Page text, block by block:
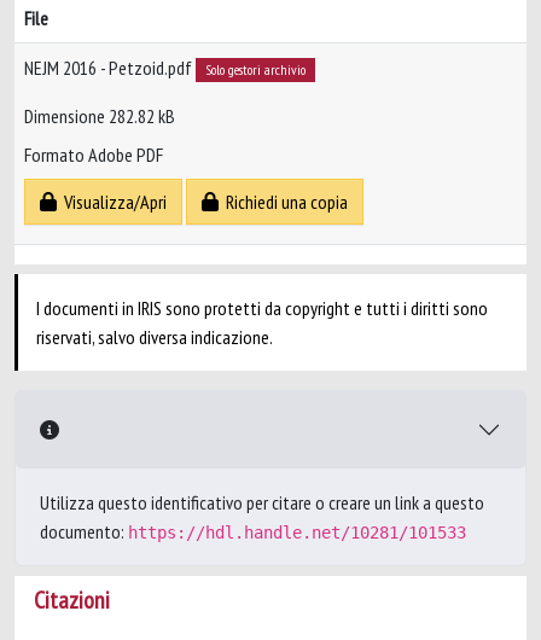
File
NEJM 2016 - Petzoid.pdf Solo gestori archivio
Dimensione 282.82 kB
Formato Adobe PDF
Visualizza/Apri
Richiedi una copia
I documenti in IRIS sono protetti da copyright e tutti i diritti sono
riservati, salvo diversa indicazione.
Utilizza questo identificativo per citare o creare un link a questo
documento: https://hdl.handle.net/10281/101533
Citazioni